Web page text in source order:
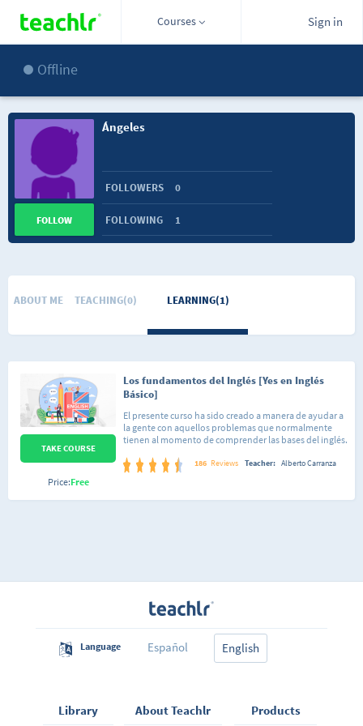
Courses Sign in
Offline
Ángeles
FOLLOWERS 0
FOLLOWING 1
FOLLOW
ABOUT ME TEACHING(0) LEARNING(1)
Los fundamentos del Inglés [Yes en Inglés
Básico]
El presente curso ha sido creado a manera de ayudar a
la gente con aquellos problemas que normalmente
tienen al momento de comprender las bases del inglés.
porque se usa tal o cual regla gramatical. Por lo
anterior considero oportuno mencionar que el curso
aprendizaje de este idioma aunque también será de
forma sencilla, así que no te preocupes si no tienes
ningún entendimiento del inglés, el curso está
diseñado para quienes quieren empezar desde cero a
sentir que no le entiendes a algo, con el tiempo irás
viendo que los temas se vuelven sencillos gracias a lo
visto en contenidos anteriores.
186 Reviews Teacher: Alberto Carranza
TAKE COURSE
Price:Free
Language Español English
Library About Teachlr Products